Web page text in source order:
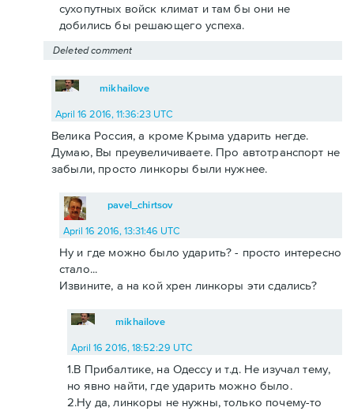
сухопутных войск климат и там бы они не
добились бы решающего успеха.
Deleted comment
mikhailove
April 16 2016, 11:36:23 UTC
Велика Россия, а кроме Крыма ударить негде.
Думаю, Вы преувеличиваете. Про автотранспорт не
забыли, просто линкоры были нужнее.
pavel_chirtsov
April 16 2016, 13:31:46 UTC
Ну и где можно было ударить? - просто интересно
стало...
Извините, а на кой хрен линкоры эти сдались?
mikhailove
April 16 2016, 18:52:29 UTC
1.В Прибалтике, на Одессу и т.д. Не изучал тему,
но явно найти, где ударить можно было.
2.Ну да, линкоры не нужны, только почему-то